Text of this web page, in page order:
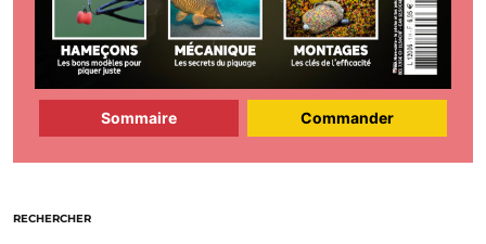
Sommaire Commander
RECHERCHER